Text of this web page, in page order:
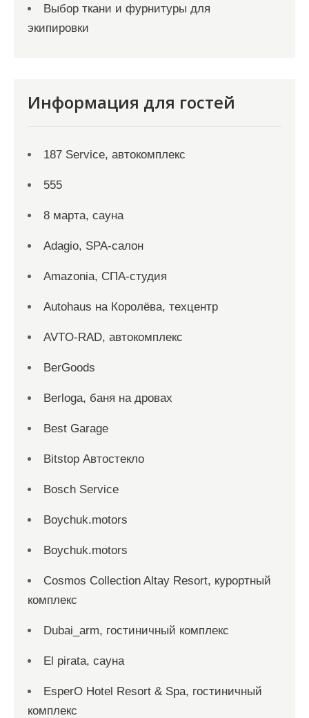
Выбор ткани и фурнитуры для
экипировки
Информация для гостей
187 Service, автокомплекс
555
8 марта, сауна
Adagio, SPA-салон
Amazonia, СПА-студия
Autohaus на Королёва, техцентр
AVTO-RAD, автокомплекс
BerGoods
Berloga, баня на дровах
Best Garage
Bitstop Автостекло
Bosch Service
Boychuk.motors
Boychuk.motors
Cosmos Collection Altay Resort, курортный
комплекс
Dubai_arm, гостиничный комплекс
El pirata, сауна
EsperO Hotel Resort & Spa, гостиничный
комплекс